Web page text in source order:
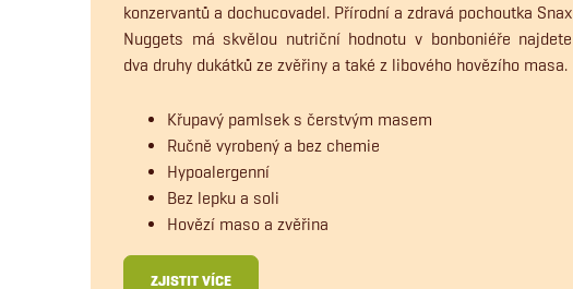
konzervantů a dochucovadel. Přírodní a zdravá pochoutka Snax
Nuggets má skvělou nutriční hodnotu v bonboniéře najdete
dva druhy dukátků ze zvěřiny a také z libového hovězího masa.
Křupavý pamlsek s čerstvým masem
Ručně vyrobený a bez chemie
Hypoalergenní
Bez lepku a soli
Hovězí maso a zvěřina
ZJISTIT VÍCE